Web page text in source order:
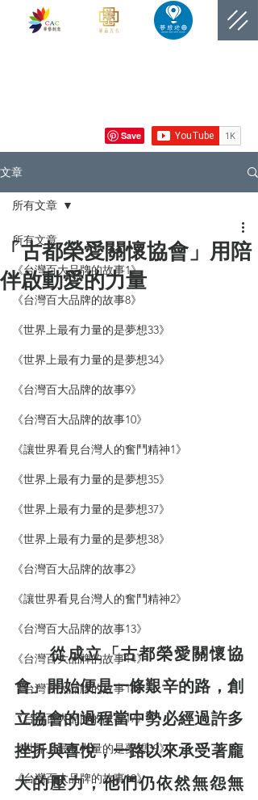
文章
所有文章
《台灣百大品牌的故事1》
《台灣百大品牌的故事8》
《世界上最有力量的是夢想33》
《世界上最有力量的是夢想34》
《台灣百大品牌的故事9》
《台灣百大品牌的故事10》
《讓世界看見台灣人的奮鬥精神1》
《世界上最有力量的是夢想35》
《世界上最有力量的是夢想37》
《世界上最有力量的是夢想38》
《台灣百大品牌的故事2》
《讓世界看見台灣人的奮鬥精神2》
《台灣百大品牌的故事13》
《台灣百大品牌的故事14》
《台灣百大品牌的故事16》
《台灣百大品牌的故事17》
《世界上最有力量的是夢想39》
《台灣百大品牌的故事18》
所有文章
「古都榮愛關懷協會」用陪
伴啟動愛的力量
從成立「古都榮愛關懷協
會」開始便是一條艱辛的路，創
立協會的過程當中勢必經過許多
挫折與喜悅，一路以來承受著龐
大的壓力，他們仍依然無怨無